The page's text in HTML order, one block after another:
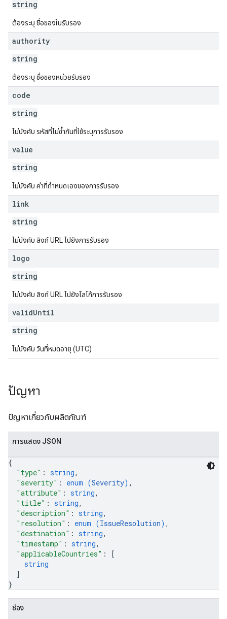
string
ต้องระบุ ชื่อของใบรับรอง
authority
string
ต้องระบุ ชื่อของหน่วยรับรอง
code
string
ไม่บังคับ รหัสที่ไม่ซ้ำกันที่ใช้ระบุการรับรอง
value
string
ไม่บังคับ ค่าที่กำหนดเองของการรับรอง
link
string
ไม่บังคับ ลิงก์ URL ไปยังการรับรอง
logo
string
ไม่บังคับ ลิงก์ URL ไปยังโลโก้การรับรอง
validUntil
string
ไม่บังคับ วันที่หมดอายุ (UTC)
ปัญหา
ปัญหาเกี่ยวกับผลิตภัณฑ์
การแสดง JSON
{
"type" : string,
"severity" : enum (Severity) ,
"attribute" : string,
"title" : string,
"description" : string,
"resolution" : enum (IssueResolution) ,
"destination" : string,
"timestamp" : string,
"applicableCountries" :
[
string
]
}
ช่อง